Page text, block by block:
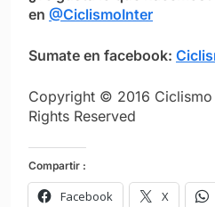
en @CiclismoInter
Sumate en facebook:
Copyright © 2016 Ciclismo
Rights Reserved
Compartir :
Facebook X